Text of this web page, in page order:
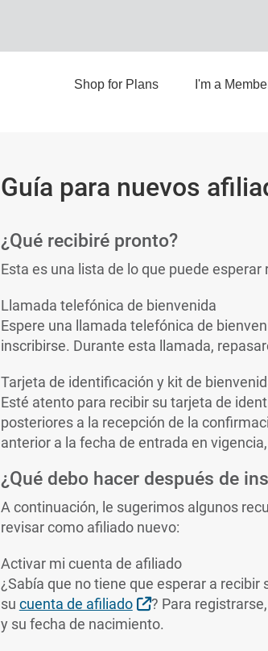
Shop for Plans I'm a
Guía para nuevos
¿Qué recibiré pronto?
Esta es una lista de lo que puede
Llamada telefónica de bienvenida
Espere una llamada telefónica de
inscribirse. Durante esta llamada,
Tarjeta de identificación y kit de
Esté atento para recibir su tarjeta de
posteriores a la recepción de la
anterior a la fecha de entrada en
¿Qué debo hacer después de
A continuación, le sugerimos algunos
revisar como afiliado nuevo:
Activar mi cuenta de afiliado
¿Sabía que no tiene que esperar a
su cuenta de afiliado External Link
? Para
y su fecha de nacimiento.